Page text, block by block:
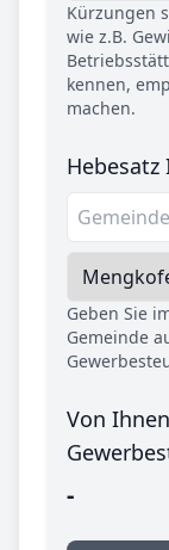
Kürzungen
wie z.B.
kennen,
machen.
Hebesatz
Geben Sie
Gemeinde
Von
-